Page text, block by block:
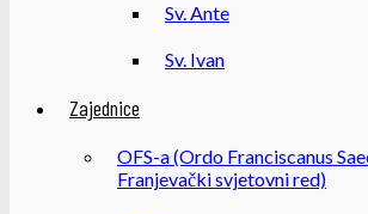
Sv. Ante
Sv. Ivan
Zajednice
OFS-a (Ordo Franciscanus
Franjevački svjetovni red)